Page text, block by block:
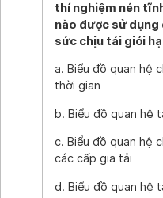
thí nghiệm nén
nào được sử
sức chịu tải giới
a. Biểu đồ quan hệ
thời gian
b. Biểu đồ quan hệ
c. Biểu đồ quan hệ
các cấp gia tải
d. Biểu đồ quan hệ